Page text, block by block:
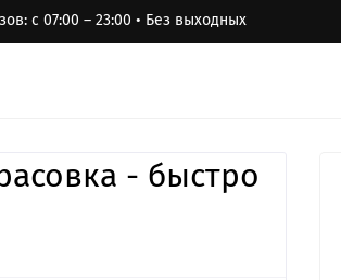
с 07:00 – 23:00 • Без выходных
- быстро